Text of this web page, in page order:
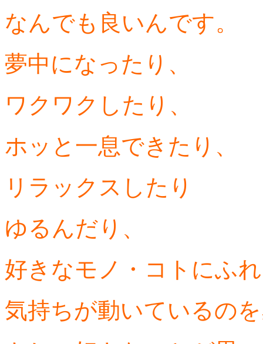
なんでも良いんです。
夢中になったり、
ワクワクしたり、
ホッと一息できたり、
リラックスしたり
ゆるんだり、
好きなモノ・コトにふ
気持ちが動いているの